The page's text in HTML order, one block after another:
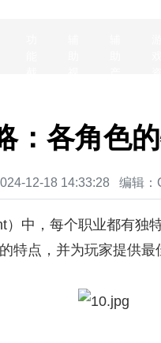
：各角色
12-18 14:33:28 编辑：
中，每个职业都有独
特点，并为玩家提供